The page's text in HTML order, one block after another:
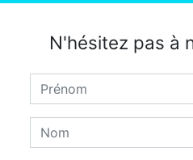
N'hésitez pas à